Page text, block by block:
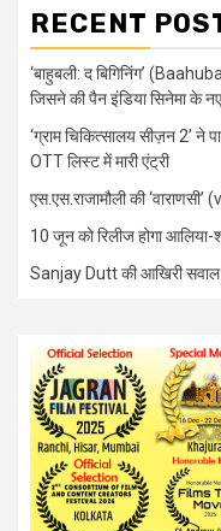
RECENT
‘बाहुबली: द बिगिनिंग’
जिसने की पैन इंडिया सिनेमा के
‘ग्राम चिकित्सालय सीज़न 2’ ने
OTT लिस्ट में मारी एंट्री
एस.एस.राजामौली की
10 जून को रिलीज होगा आलिया-
Sanjay Dutt की आखिरी सवाल